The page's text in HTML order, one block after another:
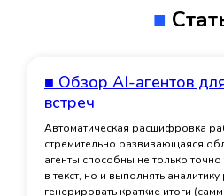
■
■ Обзор AI-агентов
встреч
Автоматическая расшифровка
стремительно развивающаяся
агенты способны не только
в текст, но и выполнять
генерировать краткие итоги